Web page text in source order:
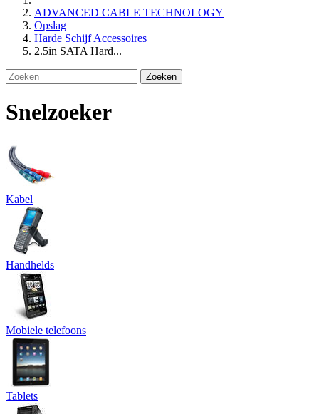
ADVANCED CABLE TECHNOLOGY
Opslag
Harde Schijf Accessoires
2.5in SATA Hard...
Zoeken
Snelzoeker
Kabel
Handhelds
Mobiele telefoons
Tablets